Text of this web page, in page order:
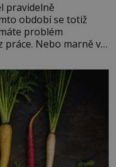
pravidelně
období se totiž
problém
práce. Nebo marně v
se paměť